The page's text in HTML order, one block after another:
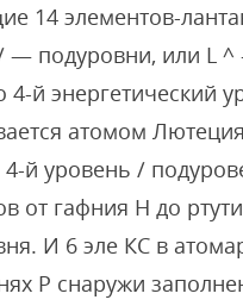
14 элементов-
— подуровни, или L
й энергетический
атомом
4-й уровень /
от гафния Н до
И 6 эле КС в
Р снаружи